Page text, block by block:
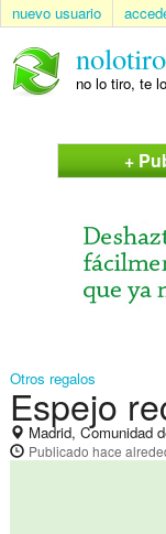
nuevo usuario
no lo tiro, te
+
Otros regalos
Espejo
Madrid, Comunidad
Publicado hace